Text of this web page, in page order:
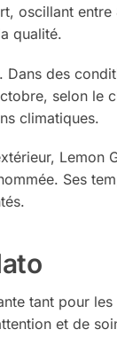
oscillant entre
qualité.
Dans des
selon le
climatiques.
Ses
tant pour
et de